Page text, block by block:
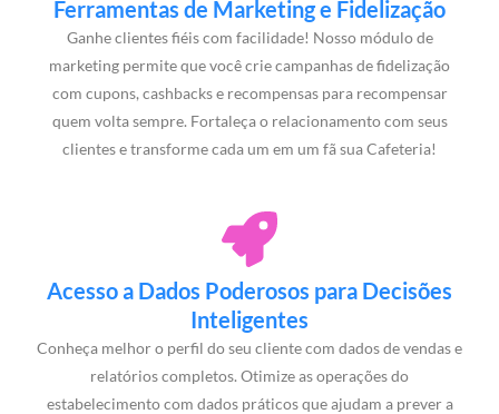
Ferramentas de Marketing e Fidelização
Ganhe clientes fiéis com facilidade! Nosso módulo de
marketing permite que você crie campanhas de fidelização
com cupons, cashbacks e recompensas para recompensar
quem volta sempre. Fortaleça o relacionamento com seus
clientes e transforme cada um em um fã sua Cafeteria!
Acesso a Dados Poderosos para Decisões
Inteligentes
Conheça melhor o perfil do seu cliente com dados de vendas e
relatórios completos. Otimize as operações do
estabelecimento com dados práticos que ajudam a prever a